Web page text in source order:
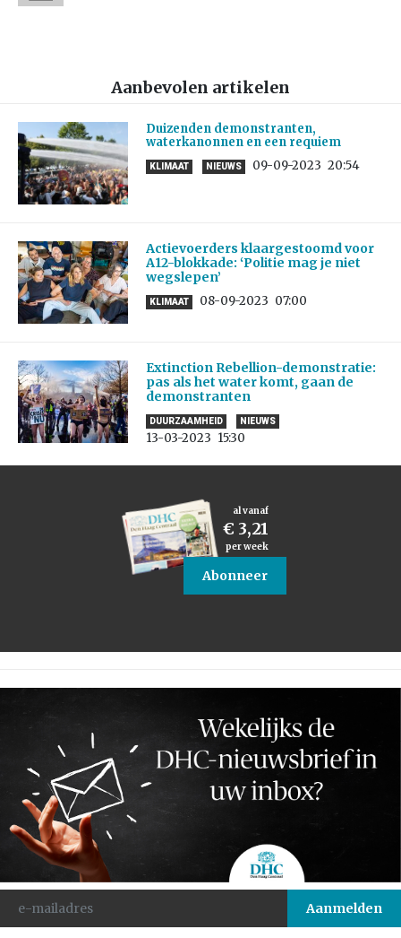
Aanbevolen artikelen
Duizenden demonstranten,
waterkanonnen en een requiem
KLIMAAT NIEUWS 09-09-2023 20:54
Actievoerders klaargestoomd voor
A12-blokkade: ‘Politie mag je niet
wegslepen’
KLIMAAT 08-09-2023 07:00
Extinction Rebellion-demonstratie:
pas als het water komt, gaan de
demonstranten
DUURZAAMHEID NIEUWS
13-03-2023 15:30
al vanaf
€ 3,21
per week
Abonneer